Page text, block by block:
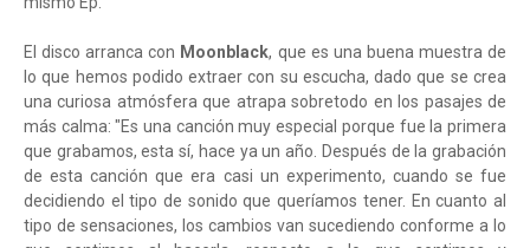
El disco arranca con Moonblack, que es una buena muestra de
lo que hemos podido extraer con su escucha, dado que se crea
una curiosa atmósfera que atrapa sobretodo en los pasajes de
más calma: "Es una canción muy especial porque fue la primera
que grabamos, esta sí, hace ya un año. Después de la grabación
de esta canción que era casi un experimento, cuando se fue
decidiendo el tipo de sonido que queríamos tener. En cuanto al
tipo de sensaciones, los cambios van sucediendo conforme a lo